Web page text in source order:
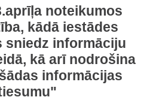
noteikumos
kādā iestādes
sniedz informāciju
kā arī nodrošina
informācijas